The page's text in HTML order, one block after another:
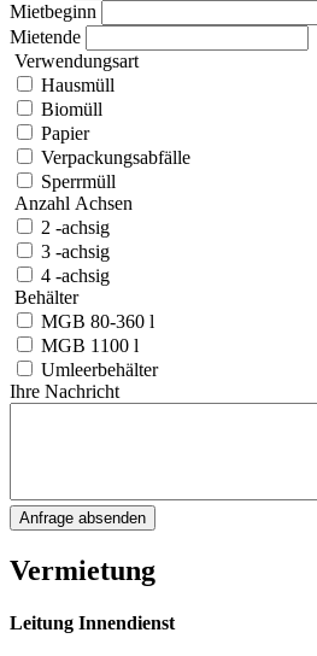
Mietbeginn
Mietende
Verwendungsart
Hausmüll
Biomüll
Papier
Verpackungsabfälle
Sperrmüll
Anzahl Achsen
2 -achsig
3 -achsig
4 -achsig
Behälter
MGB 80-360 l
MGB 1100 l
Umleerbehälter
Ihre Nachricht
Vermietung
Leitung Innendienst